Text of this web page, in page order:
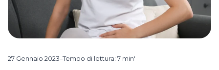
27 Gennaio 2023–Tempo di lettura: 7 min'